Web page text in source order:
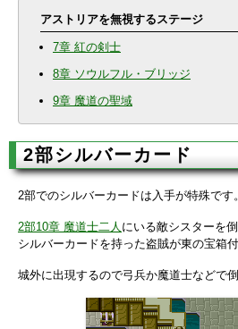
アストリアを無視するステージ
7章 紅の剣士
8章 ソウルフル・ブリッジ
9章 魔道の聖域
2部シルバーカード
2部でのシルバーカードは入手が特殊です。
2部10章 魔道士二人 にいる敵シスターを
シルバーカードを持った盗賊が東の宝箱
城外に出現するので弓兵か魔道士などで倒